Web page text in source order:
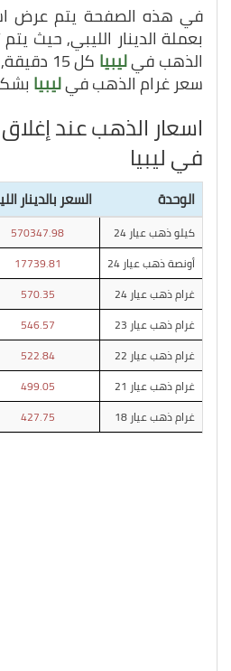
في هذه الصفحة يتم عرض
بعملة الدينار الليبي, حيث
الذهب فيليبيا كل 15
سعر غرام الذهب فيليبيا
اسعار الذهب عند
في ليبيا
الوحدة السعر بالدينار
كيلو ذهب عيار 24 570347.98
أونصة ذهب عيار 24
17739.81
غرام ذهب عيار 24
570.35
غرام ذهب عيار 23
546.57
غرام ذهب عيار 22
522.84
غرام ذهب عيار 21
499.05
غرام ذهب عيار 18
427.75